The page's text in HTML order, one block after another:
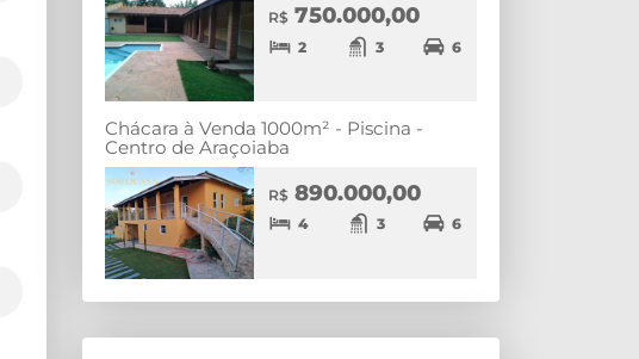
R$750.000,00
2 3 6
Chácara à Venda 1000m² - Piscina -
Centro de Araçoiaba
R$890.000,00
4 3 6